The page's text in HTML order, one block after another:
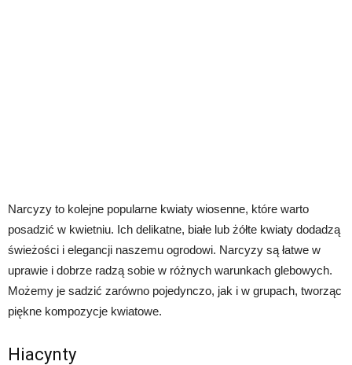
Narcyzy to kolejne popularne kwiaty wiosenne, które warto
posadzić w kwietniu. Ich delikatne, białe lub żółte kwiaty dodadzą
świeżości i elegancji naszemu ogrodowi. Narcyzy są łatwe w
uprawie i dobrze radzą sobie w różnych warunkach glebowych.
Możemy je sadzić zarówno pojedynczo, jak i w grupach, tworząc
piękne kompozycje kwiatowe.
Hiacynty